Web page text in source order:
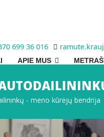
APIE MUS
699 36 016
- meno kūrėjų bendrija